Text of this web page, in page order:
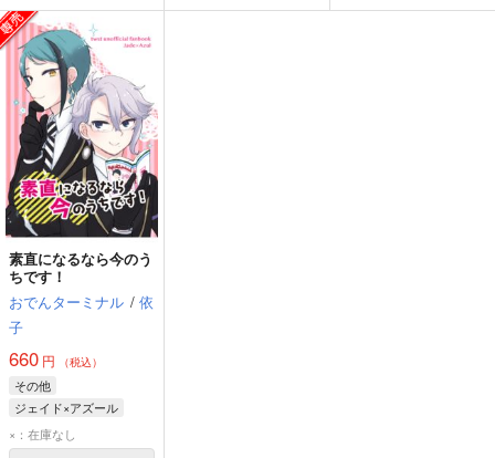
素直になるなら今のう
ちです！
おでんターミナル / 依
子
660 円 （税込）
その他
ジェイド×アズール
ジェイド・リーチ
×：在庫なし